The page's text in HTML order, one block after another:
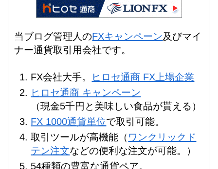
当ブログ管理人のFXキャンペーン及びマイ
ナー通貨取引用会社です。
FX会社大手。
ヒロセ通商 FX上場企業
ヒロセ通商 キャンペーン
（現金5千円と美味しい食品が貰える）
FX 1000通貨単位で取引可能。
取引ツールが高機能（ ワンクリックド
テン注文などの便利な注文が可能。）
54種類の豊富な通貨ペア。